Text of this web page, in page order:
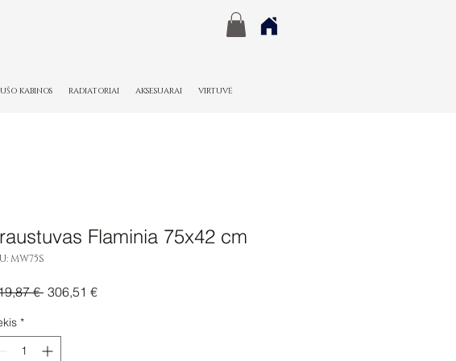
KABINOS RADIATORIAI AKSESUARAI VIRTUVĖ
Flaminia 75x42 cm
MW75S
€ Įprastinė
306,51 €Pardavimo
*